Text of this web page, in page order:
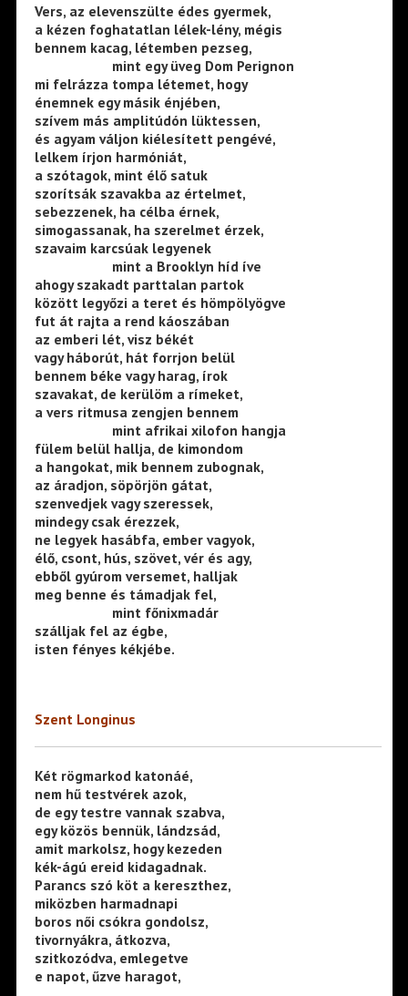
Vers, az elevenszülte édes gyermek,
a kézen foghatatlan lélek-lény, mégis
bennem kacag, létemben pezseg,
mint egy üveg Dom Perignon
mi felrázza tompa létemet, hogy
énemnek egy másik énjében,
szívem más amplitúdón lüktessen,
és agyam váljon kiélesített pengévé,
lelkem írjon harmóniát,
a szótagok, mint élő satuk
szorítsák szavakba az értelmet,
sebezzenek, ha célba érnek,
simogassanak, ha szerelmet érzek,
szavaim karcsúak legyenek
mint a Brooklyn híd íve
ahogy szakadt parttalan partok
között legyőzi a teret és hömpölyögve
fut át rajta a rend káoszában
az emberi lét, visz békét
vagy háborút, hát forrjon belül
bennem béke vagy harag, írok
szavakat, de kerülöm a rímeket,
a vers ritmusa zengjen bennem
mint afrikai xilofon hangja
fülem belül hallja, de kimondom
a hangokat, mik bennem zubognak,
az áradjon, söpörjön gátat,
szenvedjek vagy szeressek,
mindegy csak érezzek,
ne legyek hasábfa, ember vagyok,
élő, csont, hús, szövet, vér és agy,
ebből gyúrom versemet, halljak
meg benne és támadjak fel,
mint főnixmadár
szálljak fel az égbe,
isten fényes kékjébe.
Szent Longinus
Két rögmarkod katonáé,
nem hű testvérek azok,
de egy testre vannak szabva,
egy közös bennük, lándzsád,
amit markolsz, hogy kezeden
kék-ágú ereid kidagadnak.
Parancs szó köt a kereszthez,
miközben harmadnapi
boros női csókra gondolsz,
tivornyákra, átkozva,
szitkozódva, emlegetve
e napot, űzve haragot,